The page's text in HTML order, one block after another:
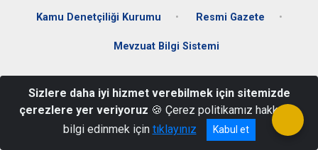
Kamu Denetçiliği Kurumu Resmi Gazete
Mevzuat Bilgi Sistemi
Telefon: 0326 755 59 01-02 Fax: 0326 755 59 14
Sizlere daha iyi hizmet verebilmek için sitemizde
çerezlere yer veriyoruz 🍪 Çerez politikamız hakkında
bilgi edinmek için tıklayınız Kabul et